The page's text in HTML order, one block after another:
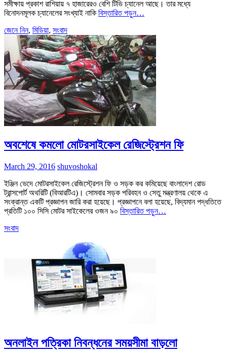
সমীক্ষায় প্রকাশ রাশিয়ায় ৭ হাজারেরও বেশি টিভি চ্যানেল আছে। তার মধ্যে
বিনোদনমূলক চ্যানেলের সংখ্যাই নাকি বিস্তারিত পড়ুন…
জেনে নিন, মিডিয়া, সংবাদ
অবশেষে কমলো মোটরসাইকেল রেজিস্ট্রেশন ফি
March 29, 2016 shuvoshokal
ইঞ্জিন ভেদে মোটরসাইকেল রেজিস্ট্রেশন ফি ও সড়ক কর কমিয়েছে বাংলাদেশ রোড
ট্রান্সপোর্ট অথরিটি (বিআরটিএ)। সোমবার সড়ক পরিবহন ও সেতু মন্ত্রণালয় থেকে এ
সংক্রান্ত একটি প্রজ্ঞাপন জারি করা হয়েছে। প্রজ্ঞাপনে বলা হয়েছে, বিদ্যমান পদ্ধতিতে
প্রতিটি ১০০ সিসি মোটর সাইকেলের ওজন ৯০ বিস্তারিত পড়ুন…
সংবাদ
অনলাইন পত্রিকা নিবন্ধনের সময়সীমা বাড়লো